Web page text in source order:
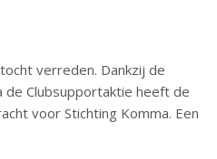
verreden. Dankzij de
de Clubsupportaktie heeft de
voor Stichting Komma. Een